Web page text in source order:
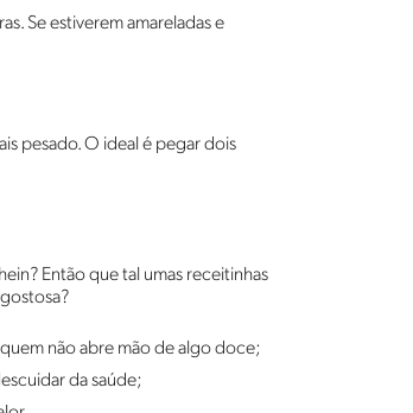
Se estiverem amareladas e
pesado. O ideal é pegar dois
Então que tal umas receitinhas
quem não abre mão de algo doce;
da saúde;